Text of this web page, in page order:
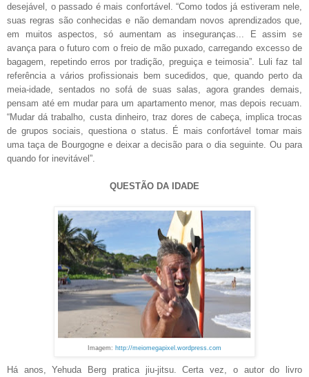
desejável, o passado é mais confortável. “Como todos já estiveram nele,
suas regras são conhecidas e não demandam novos aprendizados que,
em muitos aspectos, só aumentam as inseguranças... E assim se
avança para o futuro com o freio de mão puxado, carregando excesso de
bagagem, repetindo erros por tradição, preguiça e teimosia”. Luli faz tal
referência a vários profissionais bem sucedidos, que, quando perto da
meia-idade, sentados no sofá de suas salas, agora grandes demais,
pensam até em mudar para um apartamento menor, mas depois recuam.
“Mudar dá trabalho, custa dinheiro, traz dores de cabeça, implica trocas
de grupos sociais, questiona o status. É mais confortável tomar mais
uma taça de Bourgogne e deixar a decisão para o dia seguinte. Ou para
quando for inevitável”.
QUESTÃO DA IDADE
Imagem: http://meiomegapixel.wordpress.com
Há anos, Yehuda Berg pratica jiu-jitsu. Certa vez, o autor do livro